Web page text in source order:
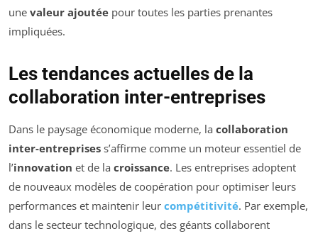
une valeur ajoutée pour toutes les parties prenantes
impliquées.
Les tendances actuelles de la
collaboration inter-entreprises
Dans le paysage économique moderne, la collaboration
inter-entreprises s’affirme comme un moteur essentiel de
l’innovation et de la croissance. Les entreprises adoptent
de nouveaux modèles de coopération pour optimiser leurs
performances et maintenir leur compétitivité. Par exemple,
dans le secteur technologique, des géants collaborent